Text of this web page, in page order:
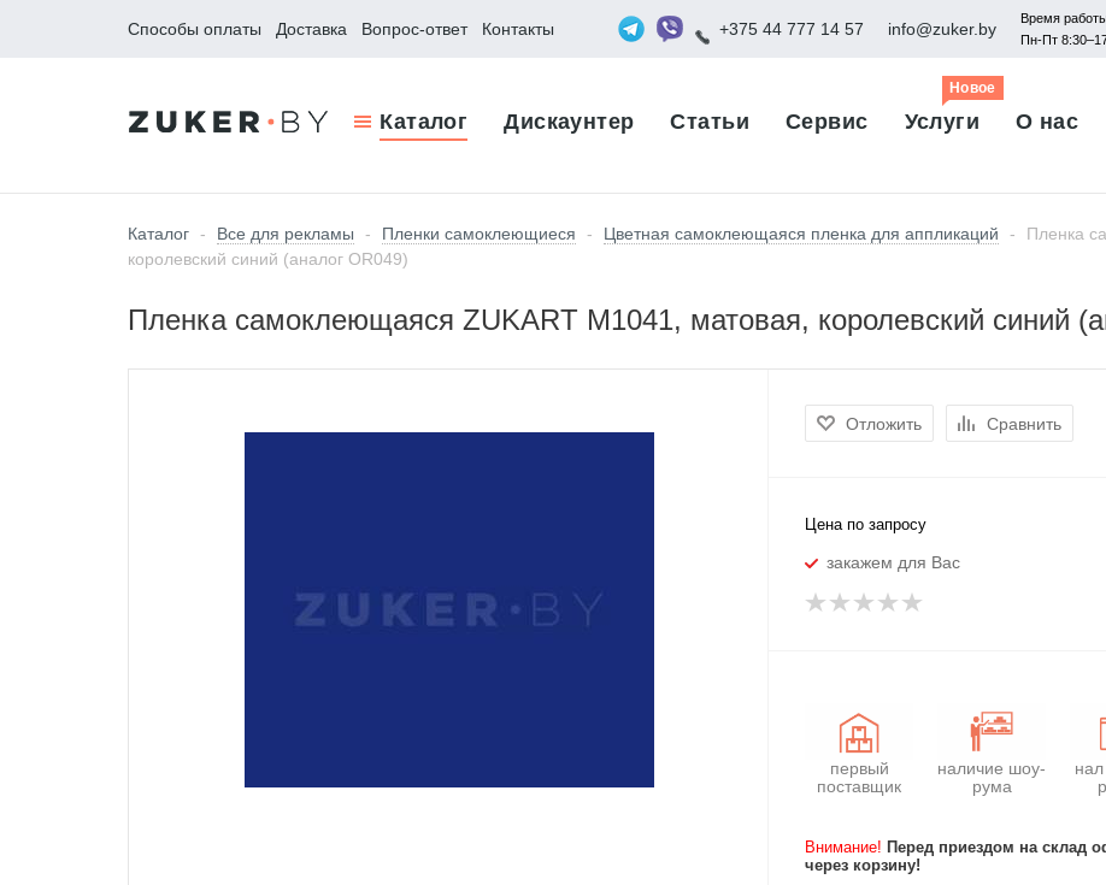
Способы оплаты Доставка Вопрос-ответ Контакты +375 44 777 14 57 info@zuker.by
Время
Пн-Пт
Каталог Дискаунтер Статьи Сервис Услуги
Новое
О нас
Каталог - Все для рекламы - Пленки самоклеющиеся - Цветная самоклеющаяся пленка для аппликаций -
Пленка
королевский синий (аналог OR049)
Пленка самоклеющаяся ZUKART M1041, матовая, королевский синий
Отложить Сравнить
Цена по запросу
закажем для Вас
первый
поставщик
наличие шоу-
рума
Внимание! Перед приездом на склад
через корзину!